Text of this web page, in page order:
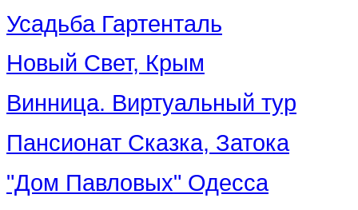
Усадьба Гартенталь
Новый Свет, Крым
Винница. Виртуальный тур
Пансионат Сказка, Затока
"Дом Павловых" Одесса